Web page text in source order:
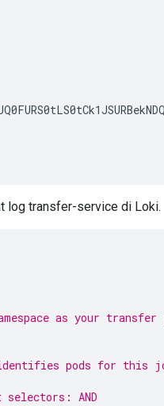
log transfer-service di Loki.
as your transfer
identifies pods for this
AND